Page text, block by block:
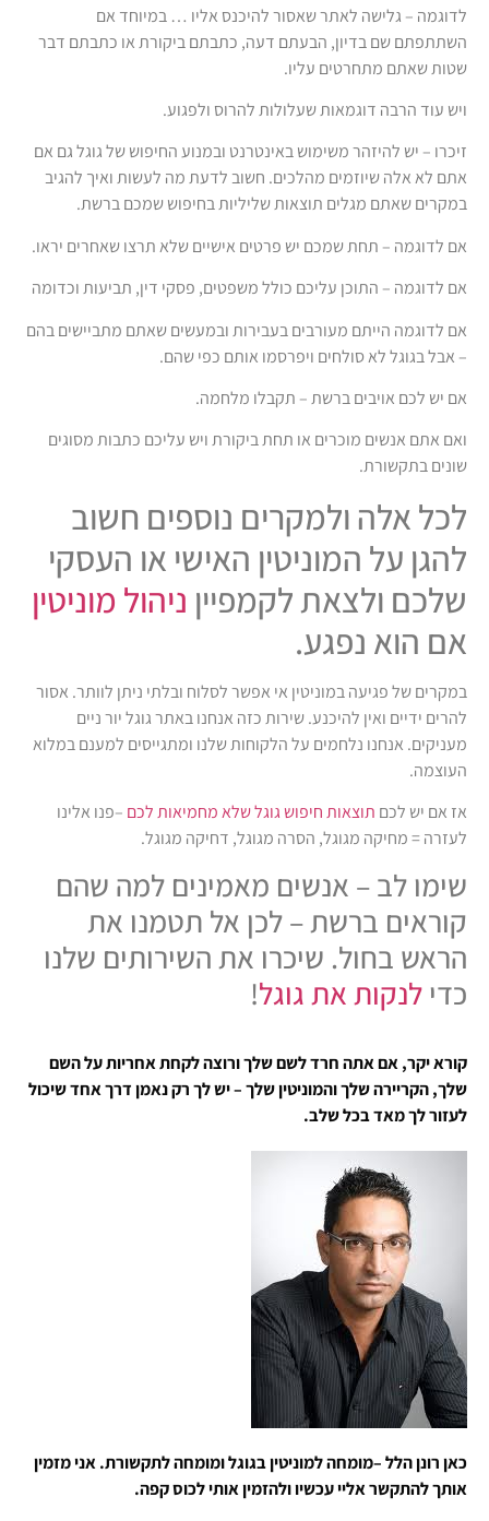
לדוגמה – גלישה לאתר שאסור להיכנס אליו … במיוחד אם
השתתפתם שם בדיון, הבעתם דעה, כתבתם ביקורת או כתבתם דבר
שטות שאתם מתחרטים עליו.
ויש עוד הרבה דוגמאות שעלולות להרוס ולפגוע.
זיכרו – יש להיזהר משימוש באינטרנט ובמנוע החיפוש של גוגל גם אם
אתם לא אלה שיוזמים מהלכים. חשוב לדעת מה לעשות ואיך להגיב
במקרים שאתם מגלים תוצאות שליליות בחיפוש שמכם ברשת.
אם לדוגמה – תחת שמכם יש פרטים אישיים שלא תרצו שאחרים יראו.
אם לדוגמה – התוכן עליכם כולל משפטים, פסקי דין, תביעות וכדומה
אם לדוגמה הייתם מעורבים בעבירות ובמעשים שאתם מתביישים בהם
– אבל בגוגל לא סולחים ויפרסמו אותם כפי שהם.
אם יש לכם אויבים ברשת – תקבלו מלחמה.
ואם אתם אנשים מוכרים או תחת ביקורת ויש עליכם כתבות מסוגים
שונים בתקשורת.
לכל אלה ולמקרים נוספים חשוב
להגן על המוניטין האישי או העסקי
שלכם ולצאת לקמפיין ניהול מוניטין
אם הוא נפגע.
במקרים של פגיעה במוניטין אי אפשר לסלוח ובלתי ניתן לוותר. אסור
להרים ידיים ואין להיכנע. שירות כזה אנחנו באתר גוגל יור ניים
מעניקים. אנחנו נלחמים על הלקוחות שלנו ומתגייסים למענם במלוא
העוצמה.
אז אם יש לכם תוצאות חיפוש גוגל שלא מחמיאות לכם –פנו אלינו
לעזרה = מחיקה מגוגל, הסרה מגוגל, דחיקה מגוגל.
שימו לב – אנשים מאמינים למה שהם
קוראים ברשת – לכן אל תטמנו את
הראש בחול. שיכרו את השירותים שלנו
כדילנקות את גוגל!
קורא יקר, אם אתה חרד לשם שלך ורוצה לקחת אחריות על השם
שלך, הקריירה שלך והמוניטין שלך – יש לך רק נאמן דרך אחד שיכול
לעזור לך מאד בכל שלב.
כאן רונן הלל –מומחה למוניטין בגוגל ומומחה לתקשורת. אני מזמין
אותך להתקשר אליי עכשיו ולהזמין אותי לכוס קפה.